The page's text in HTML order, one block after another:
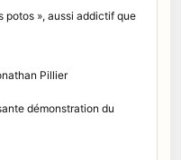
potos », aussi addictif que
Pillier
démonstration du